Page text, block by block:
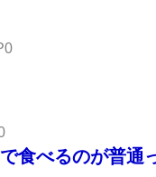
食べるのが普通